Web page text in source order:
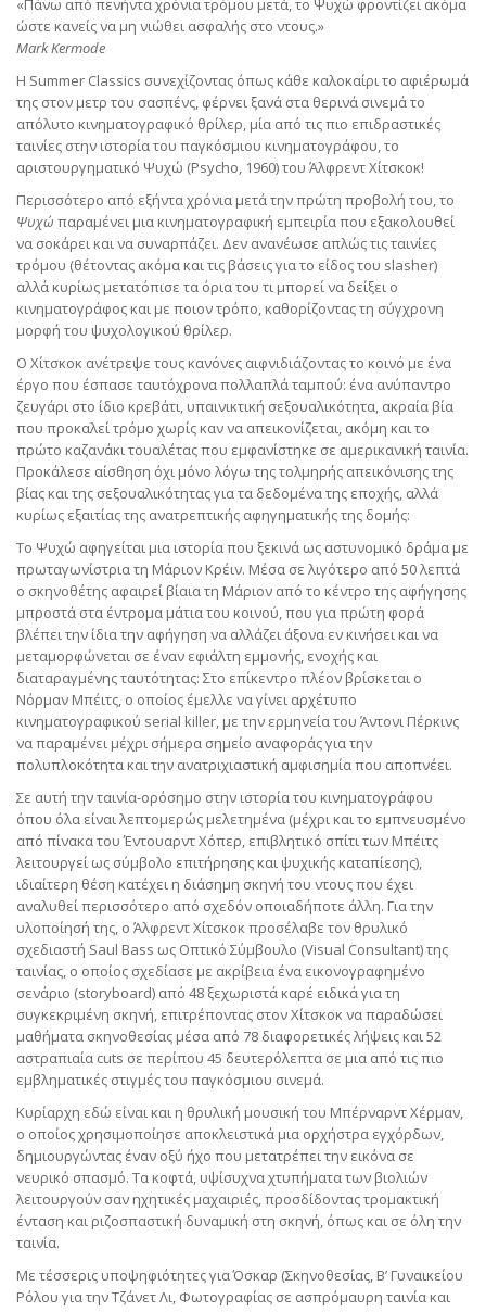
«Πάνω από πενήντα χρόνια τρόμου μετά, το Ψυχώ φροντίζει ακόμα
ώστε κανείς να μη νιώθει ασφαλής στο ντους.»
Mark Kermode
Η Summer Classics συνεχίζοντας όπως κάθε καλοκαίρι το αφιέρωμά
της στον μετρ του σασπένς, φέρνει ξανά στα θερινά σινεμά το
απόλυτο κινηματογραφικό θρίλερ, μία από τις πιο επιδραστικές
ταινίες στην ιστορία του παγκόσμιου κινηματογράφου, το
αριστουργηματικό Ψυχώ (Psycho, 1960) του Άλφρεντ Χίτσκοκ!
Περισσότερο από εξήντα χρόνια μετά την πρώτη προβολή του, το
Ψυχώ παραμένει μια κινηματογραφική εμπειρία που εξακολουθεί
να σοκάρει και να συναρπάζει. Δεν ανανέωσε απλώς τις ταινίες
τρόμου (θέτοντας ακόμα και τις βάσεις για το είδος του slasher)
αλλά κυρίως μετατόπισε τα όρια του τι μπορεί να δείξει ο
κινηματογράφος και με ποιον τρόπο, καθορίζοντας τη σύγχρονη
μορφή του ψυχολογικού θρίλερ.
Ο Χίτσκοκ ανέτρεψε τους κανόνες αιφνιδιάζοντας το κοινό με ένα
έργο που έσπασε ταυτόχρονα πολλαπλά ταμπού: ένα ανύπαντρο
ζευγάρι στο ίδιο κρεβάτι, υπαινικτική σεξουαλικότητα, ακραία βία
που προκαλεί τρόμο χωρίς καν να απεικονίζεται, ακόμη και το
πρώτο καζανάκι τουαλέτας που εμφανίστηκε σε αμερικανική ταινία.
Προκάλεσε αίσθηση όχι μόνο λόγω της τολμηρής απεικόνισης της
βίας και της σεξουαλικότητας για τα δεδομένα της εποχής, αλλά
κυρίως εξαιτίας της ανατρεπτικής αφηγηματικής της δομής:
Το Ψυχώ αφηγείται μια ιστορία που ξεκινά ως αστυνομικό δράμα με
πρωταγωνίστρια τη Μάριον Κρέιν. Μέσα σε λιγότερο από 50 λεπτά
ο σκηνοθέτης αφαιρεί βίαια τη Μάριον από το κέντρο της αφήγησης
μπροστά στα έντρομα μάτια του κοινού, που για πρώτη φορά
βλέπει την ίδια την αφήγηση να αλλάζει άξονα εν κινήσει και να
μεταμορφώνεται σε έναν εφιάλτη εμμονής, ενοχής και
διαταραγμένης ταυτότητας: Στο επίκεντρο πλέον βρίσκεται ο
Νόρμαν Μπέιτς, ο οποίος έμελλε να γίνει αρχέτυπο
κινηματογραφικού serial killer, με την ερμηνεία του Άντονι Πέρκινς
να παραμένει μέχρι σήμερα σημείο αναφοράς για την
πολυπλοκότητα και την ανατριχιαστική αμφισημία που αποπνέει.
Σε αυτή την ταινία-ορόσημο στην ιστορία του κινηματογράφου
όπου όλα είναι λεπτομερώς μελετημένα (μέχρι και το εμπνευσμένο
από πίνακα του Έντουαρντ Χόπερ, επιβλητικό σπίτι των Μπέιτς
λειτουργεί ως σύμβολο επιτήρησης και ψυχικής καταπίεσης),
ιδιαίτερη θέση κατέχει η διάσημη σκηνή του ντους που έχει
αναλυθεί περισσότερο από σχεδόν οποιαδήποτε άλλη. Για την
υλοποίησή της, ο Άλφρεντ Χίτσκοκ προσέλαβε τον θρυλικό
σχεδιαστή Saul Bass ως Οπτικό Σύμβουλο (Visual Consultant) της
ταινίας, ο οποίος σχεδίασε με ακρίβεια ένα εικονογραφημένο
σενάριο (storyboard) από 48 ξεχωριστά καρέ ειδικά για τη
συγκεκριμένη σκηνή, επιτρέποντας στον Χίτσκοκ να παραδώσει
μαθήματα σκηνοθεσίας μέσα από 78 διαφορετικές λήψεις και 52
αστραπιαία cuts σε περίπου 45 δευτερόλεπτα σε μια από τις πιο
εμβληματικές στιγμές του παγκόσμιου σινεμά.
Κυρίαρχη εδώ είναι και η θρυλική μουσική του Μπέρναρντ Χέρμαν,
ο οποίος χρησιμοποίησε αποκλειστικά μια ορχήστρα εγχόρδων,
δημιουργώντας έναν οξύ ήχο που μετατρέπει την εικόνα σε
νευρικό σπασμό. Τα κοφτά, υψίσυχνα χτυπήματα των βιολιών
λειτουργούν σαν ηχητικές μαχαιριές, προσδίδοντας τρομακτική
ένταση και ριζοσπαστική δυναμική στη σκηνή, όπως και σε όλη την
ταινία.
Με τέσσερις υποψηφιότητες για Όσκαρ (Σκηνοθεσίας, Β’ Γυναικείου
Ρόλου για την Τζάνετ Λι, Φωτογραφίας σε ασπρόμαυρη ταινία και